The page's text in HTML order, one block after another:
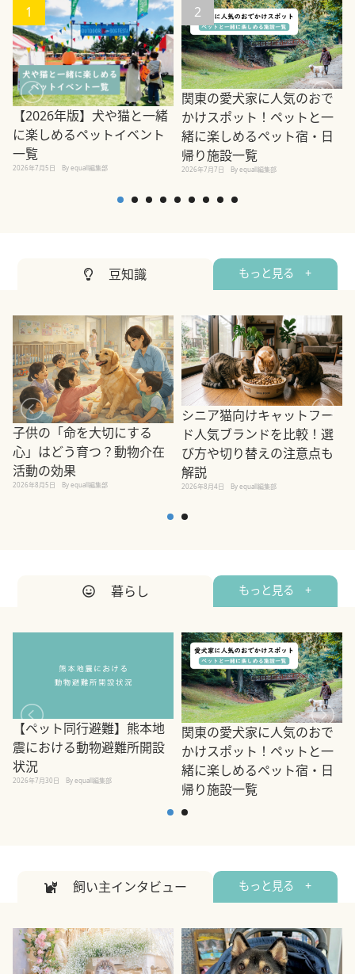
1
【2026年版】犬や猫と一緒
に楽しめるペットイベント
一覧
2026年7月5日 By equall編集部
2
関東の愛犬家に人気のおで
かけスポット！ペットと一
緒に楽しめるペット宿・日
帰り施設一覧
2026年7月7日 By equall編集部
豆知識 もっと見る +
子供の「命を大切にする
心」はどう育つ？動物介在
活動の効果
2026年8月5日 By equall編集部
シニア猫向けキャットフー
ド人気ブランドを比較！選
び方や切り替えの注意点も
解説
2026年8月4日 By equall編集部
暮らし もっと見る +
【ペット同行避難】熊本地
震における動物避難所開設
状況
2026年7月30日 By equall編集部
関東の愛犬家に人気のおで
かけスポット！ペットと一
緒に楽しめるペット宿・日
帰り施設一覧
飼い主インタビュー もっと見る +